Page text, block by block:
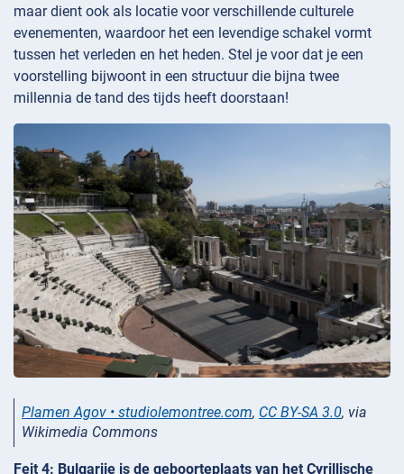
maar dient ook als locatie voor verschillende culturele
evenementen, waardoor het een levendige schakel vormt
tussen het verleden en het heden. Stel je voor dat je een
voorstelling bijwoont in een structuur die bijna twee
millennia de tand des tijds heeft doorstaan!
Plamen Agov • studiolemontree.com, CC BY-SA 3.0, via
Wikimedia Commons
Feit 4: Bulgarije is de geboorteplaats van het Cyrillische